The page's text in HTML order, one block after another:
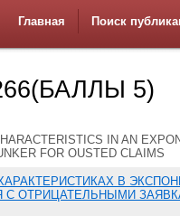
Главная Поиск
5)
IN AN
FOR OUSTED CLAIMS
В
С ОТРИЦАТЕЛЬНЫМИ